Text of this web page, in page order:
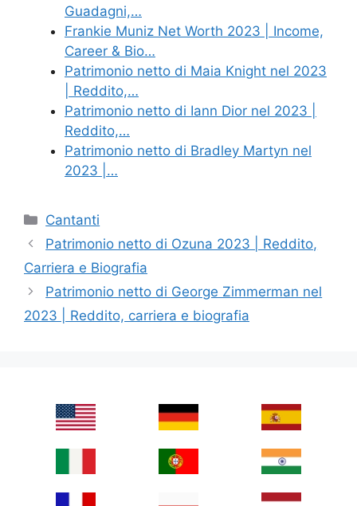
Guadagni,…
Frankie Muniz Net Worth 2023 | Income,
Career & Bio…
Patrimonio netto di Maia Knight nel 2023
| Reddito,…
Patrimonio netto di Iann Dior nel 2023 |
Reddito,…
Patrimonio netto di Bradley Martyn nel
2023 |…
Categories
Cantanti
Patrimonio netto di Ozuna 2023 | Reddito,
Carriera e Biografia
Patrimonio netto di George Zimmerman nel
2023 | Reddito, carriera e biografia